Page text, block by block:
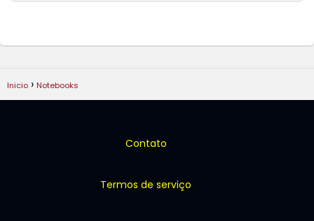
Inicio Notebooks
Contato
Termos de serviço